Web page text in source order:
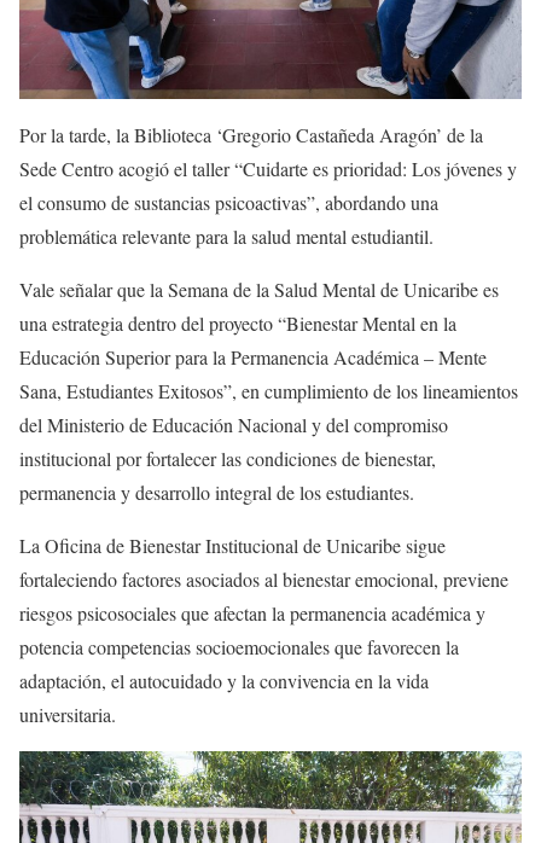
​Por la tarde, la Biblioteca ‘Gregorio Castañeda Aragón’ de la
Sede Centro acogió el taller “Cuidarte es prioridad: Los jóvenes y
el consumo de sustancias psicoactivas”, abordando una
problemática relevante para la salud mental estudiantil.
Vale señalar que la Semana de la Salud Mental de Unicaribe es
una estrategia dentro del proyecto “Bienestar Mental en la
Educación Superior para la Permanencia Académica – Mente
Sana, Estudiantes Exitosos”, en cumplimiento de los lineamientos
del Ministerio de Educación Nacional y del compromiso
institucional por fortalecer las condiciones de bienestar,
permanencia y desarrollo integral de los estudiantes.
La Oficina de Bienestar Institucional de Unicaribe sigue
fortaleciendo factores asociados al bienestar emocional, previene
riesgos psicosociales que afectan la permanencia académica y
potencia competencias socioemocionales que favorecen la
adaptación, el autocuidado y la convivencia en la vida
universitaria.